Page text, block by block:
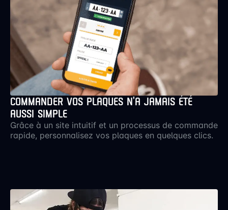
COMMANDER VOS PLAQUES N’A JAMAIS ÉTÉ
AUSSI SIMPLE
Grâce à un site intuitif et un processus de commande
rapide, personnalisez vos plaques en quelques clics.